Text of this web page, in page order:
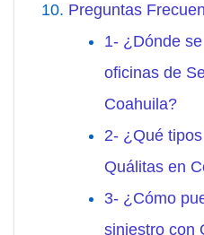
Preguntas
1- ¿Dónde
oficinas de
Coahuila?
2- ¿Qué
Quálitas en
3- ¿Cómo
siniestro con